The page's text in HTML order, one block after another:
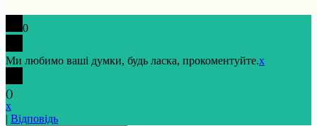
0
Ми любимо ваші думки, будь ласка, прокоментуйте.x
()
x
| Відповідь